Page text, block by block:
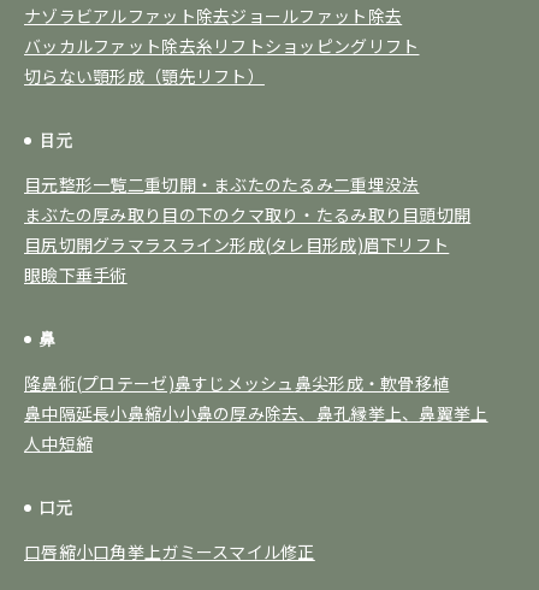
ナゾラビアルファット除去ジョールファット除去
バッカルファット除去糸リフトショッピングリフト
切らない顎形成（顎先リフト）
目元
目元整形一覧二重切開・まぶたのたるみ二重埋没法
まぶたの厚み取り 目の下のクマ取り・たるみ取り 目頭切開
目尻切開グラマラスライン形成(タレ目形成)眉下リフト
眼瞼下垂手術
鼻
隆鼻術(プロテーゼ)鼻すじメッシュ鼻尖形成・軟骨移植
鼻中隔延長小鼻縮小小鼻の厚み除去、鼻孔縁挙上、鼻翼挙上
人中短縮
口元
口唇縮小口角挙上ガミースマイル修正